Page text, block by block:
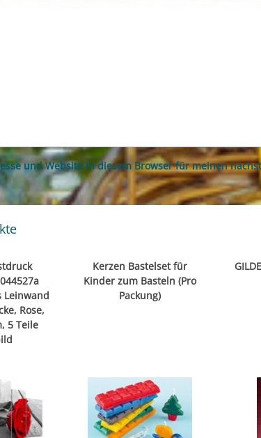
und Website in diesem Browser für meinen
Leinwand
Rose,
5 Teile
Kerzen Bastelset für
Kinder zum Basteln (Pro
Packung)